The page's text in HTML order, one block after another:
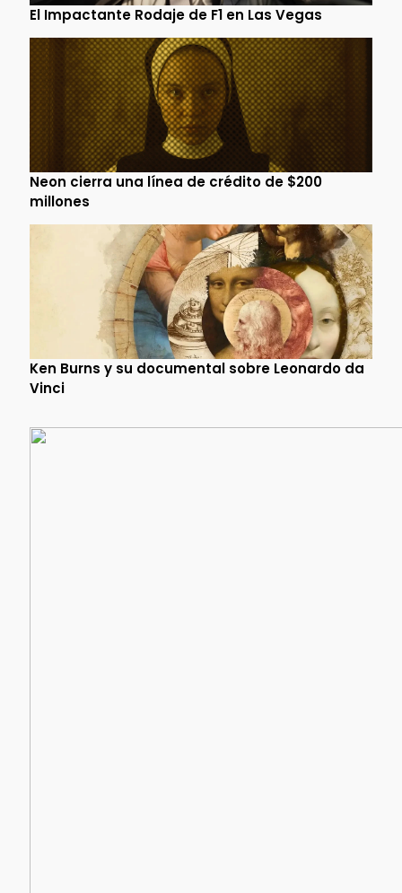
El Impactante Rodaje de F1 en Las Vegas
Neon cierra una línea de crédito de $200
millones
Ken Burns y su documental sobre Leonardo da
Vinci